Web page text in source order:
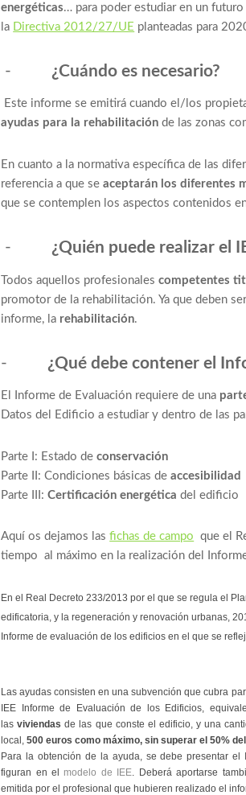
energéticas… para poder estudiar en un
la Directiva 2012/27/UE planteadas para
- ¿Cuándo es necesario?
Este informe se emitirá cuando el/los
ayudas para la rehabilitación de las zonas
En cuanto a la normativa específica de las
referencia a que seaceptarán los diferentes
que se contemplen los aspectos contenidos
- ¿Quién puede realizar el
Todos aquellos profesionalescompetentes
promotor de la rehabilitación. Ya que deben
informe, la rehabilitación.
- ¿Qué debe contener el
El Informe de Evaluación requiere de una
Datos del Edificio a estudiar y dentro de las
Parte I: Estado de conservación
Parte II: Condiciones básicas de accesibilidad
Parte III:Certificación energética del edificio
Aquí os dejamos lasfichas de campo que el
tiempo al máximo en la realización del
En el Real Decreto 233/2013 por el que se regula el
edificatoria, y la regeneración y renovación urbanas,
Informe de evaluación de los edificios en el que se
Las ayudas consisten en una subvenciónque cubra
IEE Informe de Evaluación de los Edificios,
lasviviendasde las que conste el edificio, y una
local,500 euros como máximo, sin superar el 50%
Para la obtención de la ayuda, se debe presentar
figuran en el modelo de IEE. Deberá aportarse
emitida por el profesional que hubieren realizado el